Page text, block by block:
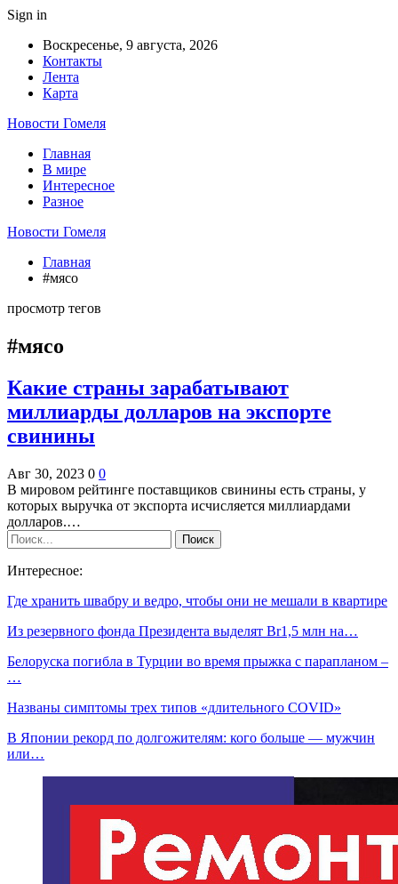
Sign in
Воскресенье, 9 августа, 2026
Контакты
Лента
Карта
Новости Гомеля
Главная
В мире
Интересное
Разное
Новости Гомеля
Главная
#мясо
просмотр тегов
#мясо
Какие страны зарабатывают
миллиарды долларов на экспорте
свинины
Авг 30, 2023 0 0
В мировом рейтинге поставщиков свинины есть страны, у
которых выручка от экспорта исчисляется миллиардами
долларов.…
Интересное:
Где хранить швабру и ведро, чтобы они не мешали в квартире
Из резервного фонда Президента выделят Br1,5 млн на…
Белоруска погибла в Турции во время прыжка с парапланом –
…
Названы симптомы трех типов «длительного COVID»
В Японии рекорд по долгожителям: кого больше — мужчин
или…